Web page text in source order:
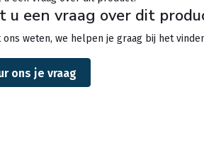
u een vraag over dit
ons weten, we helpen je graag bij het
ons je vraag